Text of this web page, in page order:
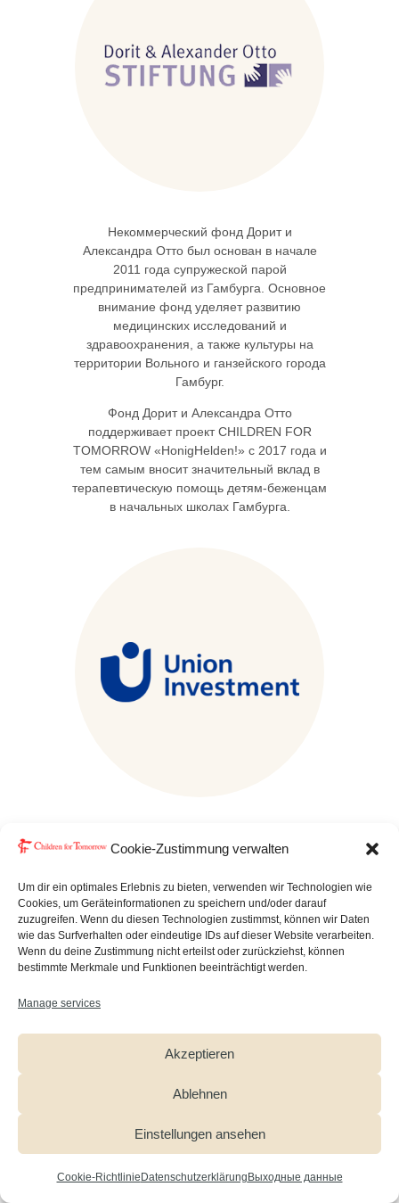
Cookie-Zustimmung verwalten
Um dir ein optimales Erlebnis zu bieten, verwenden wir Technologien wie
Cookies, um Geräteinformationen zu speichern und/oder darauf
zuzugreifen. Wenn du diesen Technologien zustimmst, können wir Daten
wie das Surfverhalten oder eindeutige IDs auf dieser Website verarbeiten.
Wenn du deine Zustimmung nicht erteilst oder zurückziehst, können
bestimmte Merkmale und Funktionen beeinträchtigt werden.
Manage services
Akzeptieren
Ablehnen
Einstellungen ansehen
Cookie-Richtlinie Datenschutzerklärung Выходные данные
Некоммерческий фонд Дорит и
Александра Отто был основан в начале
2011 года супружеской парой
предпринимателей из Гамбурга. Основное
внимание фонд уделяет развитию
медицинских исследований и
здравоохранения, а также культуры на
территории Вольного и ганзейского города
Гамбург.
Фонд Дорит и Александра Отто
поддерживает проект CHILDREN FOR
TOMORROW «HonigHelden!» с 2017 года и
тем самым вносит значительный вклад в
терапевтическую помощь детям-беженцам
в начальных школах Гамбурга.
55 лет выступает за надежность,
качество в управлении активами и
инвестициями. Компания является одним
из крупнейших поставщиков решений в
сфере недвижимости для частных и
институциональных инвесторов в Европе.
в таких сферах, как административные
пережитой травмой является важной
интеграции в новой стране. Union
чтобы обеспечить этим детям достойное